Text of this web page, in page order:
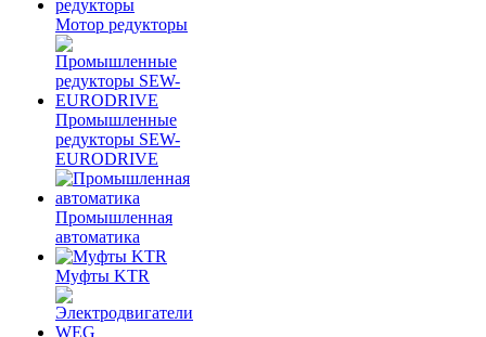
Мотор редукторы
Промышленные
редукторы SEW-
EURODRIVE
Промышленная
автоматика
Муфты KTR